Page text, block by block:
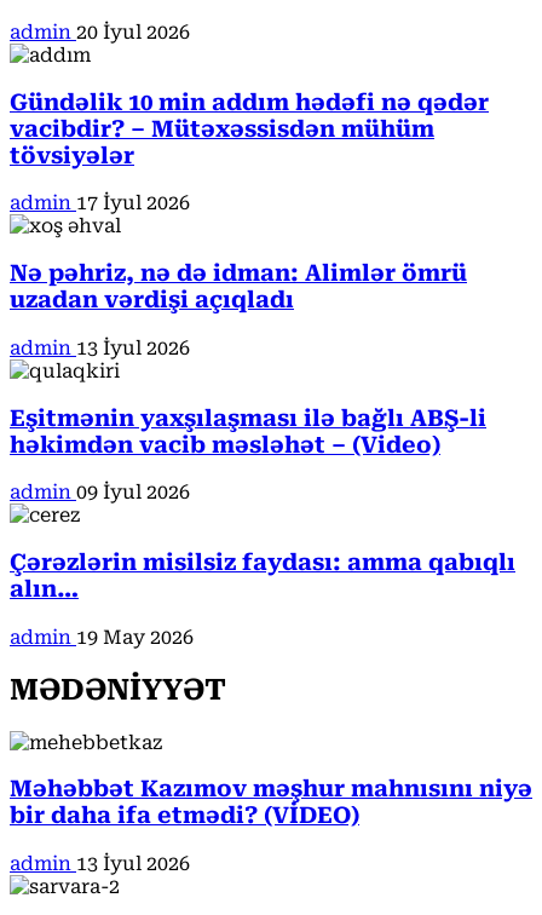
admin 20 İyul 2026
Gündəlik 10 min addım hədəfi nə qədər
vacibdir? – Mütəxəssisdən mühüm
tövsiyələr
admin 17 İyul 2026
Nə pəhriz, nə də idman: Alimlər ömrü
uzadan vərdişi açıqladı
admin 13 İyul 2026
Eşitmənin yaxşılaşması ilə bağlı ABŞ-li
həkimdən vacib məsləhət – (Video)
admin 09 İyul 2026
Çərəzlərin misilsiz faydası: amma qabıqlı
alın…
admin 19 May 2026
MƏDƏNİYYƏT
Məhəbbət Kazımov məşhur mahnısını niyə
bir daha ifa etmədi? (VİDEO)
admin 13 İyul 2026